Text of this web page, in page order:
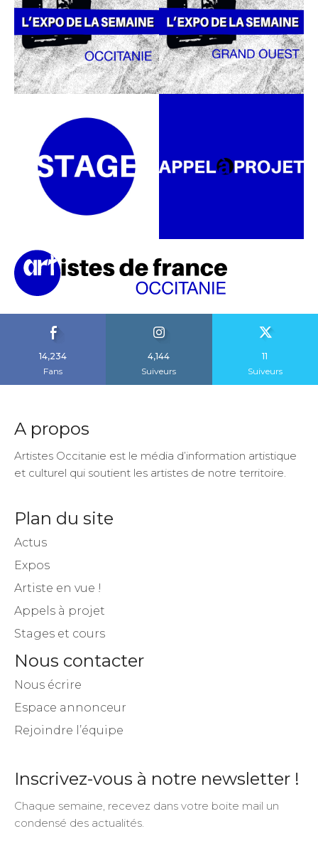
14,234
Fans
4,144
Suiveurs
11
Suiveurs
A propos
Artistes Occitanie est le média d’information artistique
et culturel qui soutient les artistes de notre territoire.
Plan du site
Actus
Expos
Artiste en vue !
Appels à projet
Stages et cours
Nous contacter
Nous écrire
Espace annonceur
Rejoindre l’équipe
Inscrivez-vous à notre newsletter !
Chaque semaine, recevez dans votre boite mail un
condensé des actualités.